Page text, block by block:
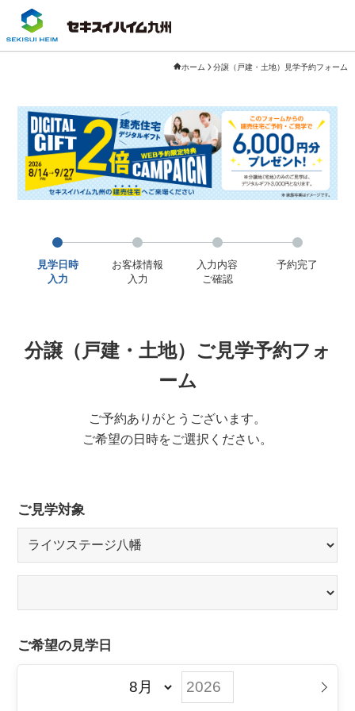
ホーム 分譲（戸建・土地）見学予約フォーム
見学日時
入力
お客様情報
入力
入力内容
ご確認
予約完了
分譲（戸建・土地）ご見学予約フォ
ーム
ご予約ありがとうございます。
ご希望の日時をご選択ください。
ご見学対象
ご希望の見学日